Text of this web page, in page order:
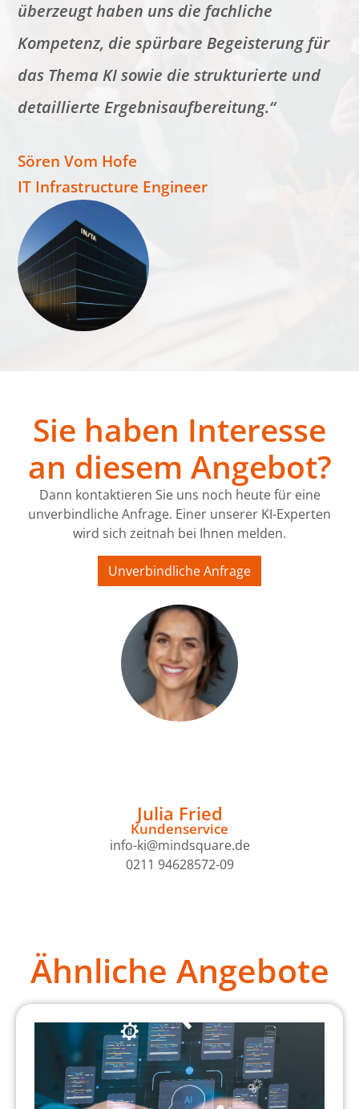
überzeugt haben uns die fachliche
Kompetenz, die spürbare Begeisterung für
das Thema KI sowie die strukturierte und
detaillierte Ergebnisaufbereitung.“
Sören Vom Hofe
IT Infrastructure Engineer
Sie haben Interesse
an diesem Angebot?
Dann kontaktieren Sie uns noch heute für eine
unverbindliche Anfrage. Einer unserer KI-Experten
wird sich zeitnah bei Ihnen melden.
Unverbindliche Anfrage
Julia Fried
Kundenservice
info-ki@mindsquare.de
0211 94628572-09
Ähnliche Angebote